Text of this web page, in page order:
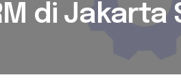
di Jakarta